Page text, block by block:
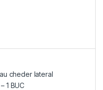
cheder lateral
1 BUC